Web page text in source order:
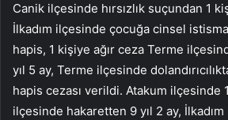
Canik ilçesinde hırsızlık suçundan 1
İlkadım ilçesinde çocuğa cinsel
hapis, 1 kişiye ağır ceza Terme
yıl 5 ay, Terme ilçesinde
hapis cezası verildi. Atakum ilçesinde
ilçesinde hakaretten 9 yıl 2 ay,